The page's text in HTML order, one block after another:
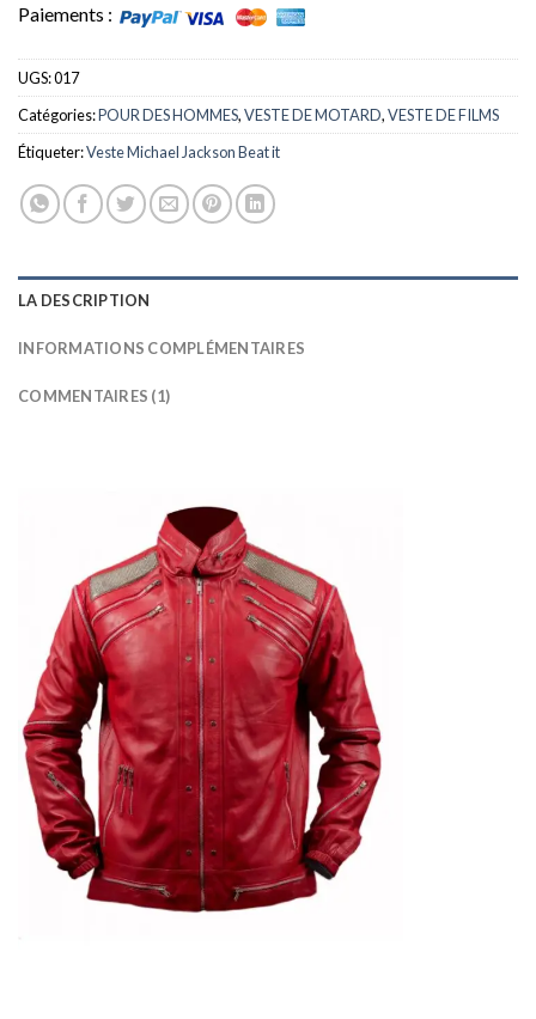
Paiements :
UGS:017
Catégories:POUR DES HOMMES,VESTE DE MOTARD,VESTE DE FILMS
Étiqueter:Veste Michael Jackson Beat it
LA DESCRIPTION
INFORMATIONS COMPLÉMENTAIRES
COMMENTAIRES (1)